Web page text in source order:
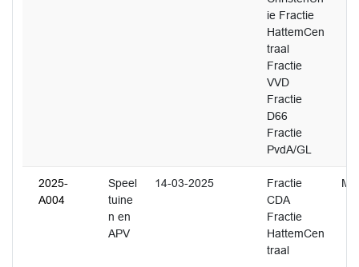
ie Fractie
HattemCen
traal
Fractie
VVD
Fractie
D66
Fractie
PvdA/GL
2025-
A004
Speel
tuine
n en
APV
14-03-2025
Fractie
CDA
Fractie
HattemCen
traal
M.